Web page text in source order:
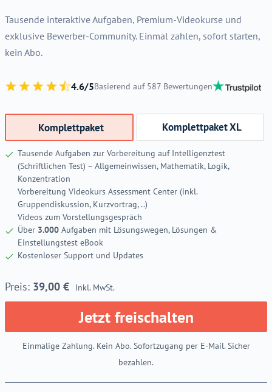
Tausende interaktive Aufgaben, Premium-Videokurse und
exklusive Bewerber-Community. Einmal zahlen, sofort starten,
kein Abo.
4.6/5Basierend auf 587 Bewertungen
Komplettpaket Komplettpaket XL
Tausende Aufgaben zur Vorbereitung auf Intelligenztest
(Schriftlichen Test) – Allgemeinwissen, Mathematik, Logik,
Konzentration
Vorbereitung Videokurs Assessment Center (inkl.
Gruppendiskussion, Kurzvortrag, ..)
Videos zum Vorstellungsgespräch
Über 3.000 Aufgaben mit Lösungswegen, Lösungen &
Einstellungstest eBook
Kostenloser Support und Updates
39,00 € Inkl. MwSt.
Jetzt freischalten
Einmalige Zahlung. Kein Abo. Sofortzugang per E-Mail. Sicher
bezahlen.